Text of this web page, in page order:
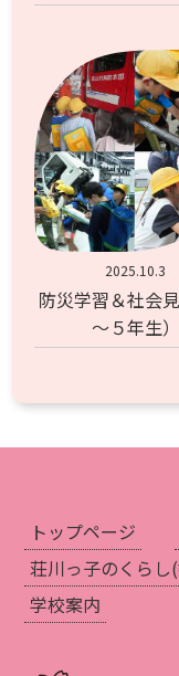
2025.10.3
防災学習＆社会
～５年生）
トップページ
荘川っ子のくらし
学校案内